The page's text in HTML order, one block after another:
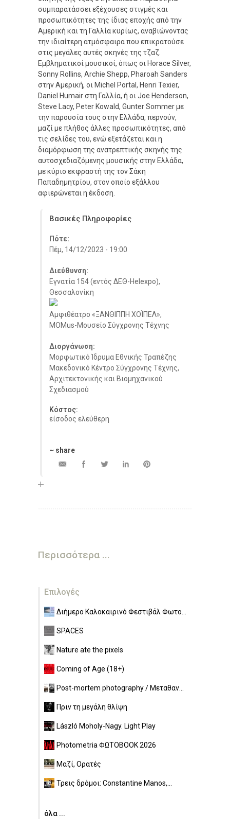
συμπαρατάσσει εξέχουσες στιγμές και
προσωπικότητες της ίδιας εποχής από την
Αμερική και τη Γαλλία κυρίως, αναβιώνοντας
την ιδιαίτερη ατμόσφαιρα που επικρατούσε
στις μεγάλες αυτές σκηνές της τζαζ.
Εμβληματικοί μουσικοί, όπως οι Horace Silver,
Sonny Rollins, Archie Shepp, Pharoah Sanders
στην Αμερική, οι Michel Portal, Henri Texier,
Daniel Humair στη Γαλλία, ή οι Joe Henderson,
Steve Lacy, Peter Kowald, Gunter Sommer με
την παρουσία τους στην Ελλάδα, περνούν,
μαζί με πλήθος άλλες προσωπικότητες, από
τις σελίδες του, ενώ εξετάζεται και η
διαμόρφωση της ανατρεπτικής σκηνής της
αυτοσχεδιαζόμενης μουσικής στην Ελλάδα,
με κύριο εκφραστή της τον Σάκη
Παπαδημητρίου, στον οποίο εξάλλου
αφιερώνεται η έκδοση.
Βασικές Πληροφορίες
Πότε:
Πέμ, 14/12/2023 - 19:00
Διεύθυνση:
Εγνατία 154 (εντός ΔΕΘ-Helexpo),
Θεσσαλονίκη
Αμφιθέατρο «ΞΑΝΘΙΠΠΗ ΧΟΪΠΕΛ»,
MOMus-Μουσείο Σύγχρονης Τέχνης
Διοργάνωση:
Μορφωτικό Ίδρυμα Εθνικής Τραπέζης
Μακεδονικό Κέντρο Σύγχρονης Τέχνης,
Αρχιτεκτονικής και Βιομηχανικού
Σχεδιασμού
Κόστος:
είσοδος ελεύθερη
~ share
Περισσότερα ...
Επιλογές
Διήμερο Καλοκαιρινό Φεστιβάλ Φωτο...
SPACES
Nature ate the pixels
Coming of Age (18+)
Post-mortem photography / Μεταθαν...
Πριν τη μεγάλη θλίψη
László Moholy-Nagy. Light Play
Photometria ΦΩΤΟBOOK 2026
Μαζί, Ορατές
Τρεις δρόμοι: Constantine Manos,...
όλα ...